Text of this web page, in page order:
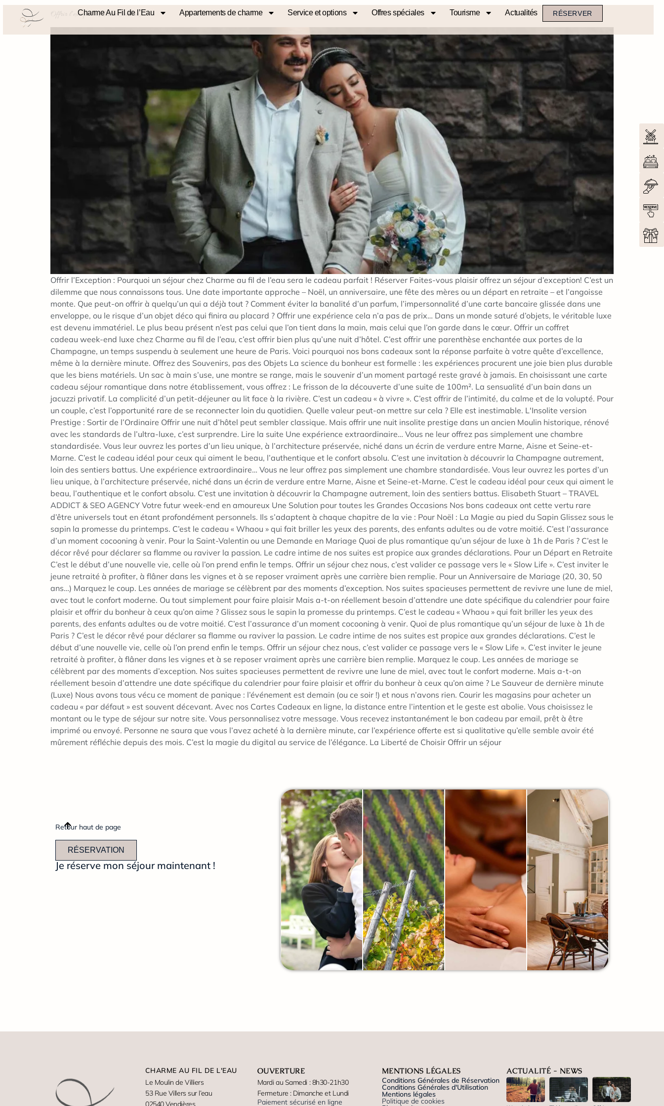
Charme Au Fil de l’Eau Appartements de charme Service et options Offres spéciales Tourisme Actualités RÉSERVER
Offrir l’exception (Carte Cadeau)
Offrir l’Exception : Pourquoi un séjour chez Charme au fil de l’eau sera le cadeau parfait ! Réserver Faites-vous plaisir offrez un séjour d’exception! C’est un
dilemme que nous connaissons tous. Une date importante approche – Noël, un anniversaire, une fête des mères ou un départ en retraite – et l’angoisse
monte. Que peut-on offrir à quelqu’un qui a déjà tout ? Comment éviter la banalité d’un parfum, l’impersonnalité d’une carte bancaire glissée dans une
enveloppe, ou le risque d’un objet déco qui finira au placard ? Offrir une expérience cela n’a pas de prix… Dans un monde saturé d’objets, le véritable luxe
est devenu immatériel. Le plus beau présent n’est pas celui que l’on tient dans la main, mais celui que l’on garde dans le cœur. Offrir un coffret
cadeau week-end luxe chez Charme au fil de l’eau, c’est offrir bien plus qu’une nuit d’hôtel. C’est offrir une parenthèse enchantée aux portes de la
Champagne, un temps suspendu à seulement une heure de Paris. Voici pourquoi nos bons cadeaux sont la réponse parfaite à votre quête d’excellence,
même à la dernière minute. Offrez des Souvenirs, pas des Objets La science du bonheur est formelle : les expériences procurent une joie bien plus durable
que les biens matériels. Un sac à main s’use, une montre se range, mais le souvenir d’un moment partagé reste gravé à jamais. En choisissant une carte
cadeau séjour romantique dans notre établissement, vous offrez : Le frisson de la découverte d’une suite de 100m². La sensualité d’un bain dans un
jacuzzi privatif. La complicité d’un petit-déjeuner au lit face à la rivière. C’est un cadeau « à vivre ». C’est offrir de l’intimité, du calme et de la volupté. Pour
un couple, c’est l’opportunité rare de se reconnecter loin du quotidien. Quelle valeur peut-on mettre sur cela ? Elle est inestimable. L'Insolite version
Prestige : Sortir de l’Ordinaire Offrir une nuit d’hôtel peut sembler classique. Mais offrir une nuit insolite prestige dans un ancien Moulin historique, rénové
avec les standards de l’ultra-luxe, c’est surprendre. Lire la suite Une expérience extraordinaire… Vous ne leur offrez pas simplement une chambre
standardisée. Vous leur ouvrez les portes d’un lieu unique, à l’architecture préservée, niché dans un écrin de verdure entre Marne, Aisne et Seine-et-
Marne. C’est le cadeau idéal pour ceux qui aiment le beau, l’authentique et le confort absolu. C’est une invitation à découvrir la Champagne autrement,
loin des sentiers battus. Une expérience extraordinaire… Vous ne leur offrez pas simplement une chambre standardisée. Vous leur ouvrez les portes d’un
lieu unique, à l’architecture préservée, niché dans un écrin de verdure entre Marne, Aisne et Seine-et-Marne. C’est le cadeau idéal pour ceux qui aiment le
beau, l’authentique et le confort absolu. C’est une invitation à découvrir la Champagne autrement, loin des sentiers battus. Elisabeth Stuart – TRAVEL
ADDICT & SEO AGENCY Votre futur week-end en amoureux Une Solution pour toutes les Grandes Occasions Nos bons cadeaux ont cette vertu rare
d’être universels tout en étant profondément personnels. Ils s’adaptent à chaque chapitre de la vie : Pour Noël : La Magie au pied du Sapin Glissez sous le
sapin la promesse du printemps. C’est le cadeau « Whaou » qui fait briller les yeux des parents, des enfants adultes ou de votre moitié. C’est l’assurance
d’un moment cocooning à venir. Pour la Saint-Valentin ou une Demande en Mariage Quoi de plus romantique qu’un séjour de luxe à 1h de Paris ? C’est le
décor rêvé pour déclarer sa flamme ou raviver la passion. Le cadre intime de nos suites est propice aux grandes déclarations. Pour un Départ en Retraite
C’est le début d’une nouvelle vie, celle où l’on prend enfin le temps. Offrir un séjour chez nous, c’est valider ce passage vers le « Slow Life ». C’est inviter le
jeune retraité à profiter, à flâner dans les vignes et à se reposer vraiment après une carrière bien remplie. Pour un Anniversaire de Mariage (20, 30, 50
ans…) Marquez le coup. Les années de mariage se célèbrent par des moments d’exception. Nos suites spacieuses permettent de revivre une lune de miel,
avec tout le confort moderne. Ou tout simplement pour faire plaisir Mais a-t-on réellement besoin d’attendre une date spécifique du calendrier pour faire
plaisir et offrir du bonheur à ceux qu’on aime ? Glissez sous le sapin la promesse du printemps. C’est le cadeau « Whaou » qui fait briller les yeux des
parents, des enfants adultes ou de votre moitié. C’est l’assurance d’un moment cocooning à venir. Quoi de plus romantique qu’un séjour de luxe à 1h de
Paris ? C’est le décor rêvé pour déclarer sa flamme ou raviver la passion. Le cadre intime de nos suites est propice aux grandes déclarations. C’est le
début d’une nouvelle vie, celle où l’on prend enfin le temps. Offrir un séjour chez nous, c’est valider ce passage vers le « Slow Life ». C’est inviter le jeune
retraité à profiter, à flâner dans les vignes et à se reposer vraiment après une carrière bien remplie. Marquez le coup. Les années de mariage se
célèbrent par des moments d’exception. Nos suites spacieuses permettent de revivre une lune de miel, avec tout le confort moderne. Mais a-t-on
réellement besoin d’attendre une date spécifique du calendrier pour faire plaisir et offrir du bonheur à ceux qu’on aime ? Le Sauveur de dernière minute
(Luxe) Nous avons tous vécu ce moment de panique : l’événement est demain (ou ce soir !) et nous n’avons rien. Courir les magasins pour acheter un
cadeau « par défaut » est souvent décevant. Avec nos Cartes Cadeaux en ligne, la distance entre l’intention et le geste est abolie. Vous choisissez le
montant ou le type de séjour sur notre site. Vous personnalisez votre message. Vous recevez instantanément le bon cadeau par email, prêt à être
imprimé ou envoyé. Personne ne saura que vous l’avez acheté à la dernière minute, car l’expérience offerte est si qualitative qu’elle semble avoir été
mûrement réfléchie depuis des mois. C’est la magie du digital au service de l’élégance. La Liberté de Choisir Offrir un séjour
Retour haut de page
RÉSERVATION
Je réserve mon séjour maintenant !
CHARME AU FIL DE L'EAU
Le Moulin de Villiers
53 Rue Villers sur l’eau
02540 Vendières
OUVERTURE
Mardi au Samedi : 8h30-21h30
Fermeture : Dimanche et Lundi
Paiement sécurisé en ligne
MENTIONS LÉGALES
Conditions Générales de Réservation
Conditions Générales d'Utilisation
Mentions légales
Politique de cookies
ACTUALITÉ - NEWS